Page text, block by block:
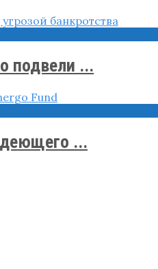
подвели ...
...